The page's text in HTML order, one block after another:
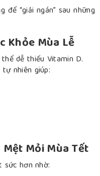
“giải ngán” sau những
Khỏe Mùa Lễ
dễ thiếu Vitamin D.
nhiên giúp:
Mỏi Mùa Tết
hơn nhờ: